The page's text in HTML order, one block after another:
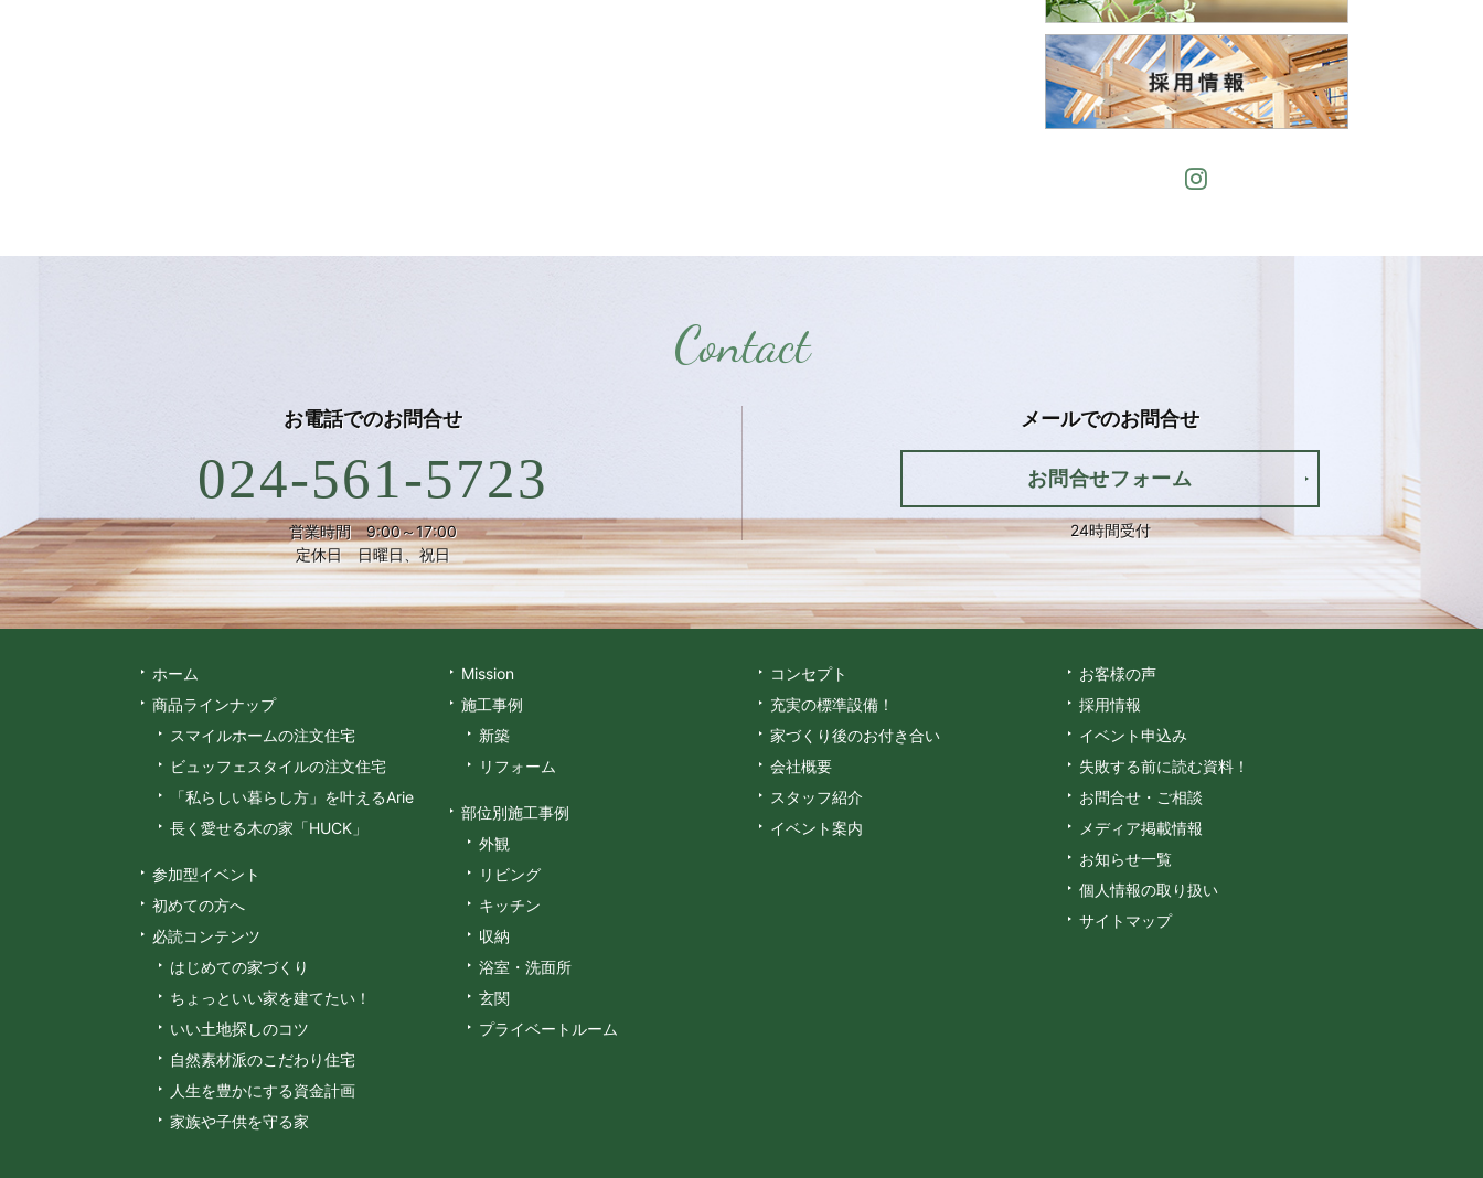
Contact
お電話でのお問合せ
024-561-5723
営業時間 9:00～17:00
定休日 日曜日、祝日
メールでのお問合せ
お問合せフォーム
24時間受付
ホーム
商品ラインナップ
スマイルホームの注文住宅
ビュッフェスタイルの注文住宅
「私らしい暮らし方」を叶えるArie
長く愛せる木の家「HUCK」
参加型イベント
初めての方へ
必読コンテンツ
はじめての家づくり
ちょっといい家を建てたい！
いい土地探しのコツ
自然素材派のこだわり住宅
人生を豊かにする資金計画
家族や子供を守る家
Mission
施工事例
新築
リフォーム
部位別施工事例
外観
リビング
キッチン
収納
浴室・洗面所
玄関
プライベートルーム
コンセプト
充実の標準設備！
家づくり後のお付き合い
会社概要
スタッフ紹介
イベント案内
お客様の声
採用情報
イベント申込み
失敗する前に読む資料！
お問合せ・ご相談
メディア掲載情報
お知らせ一覧
個人情報の取り扱い
サイトマップ